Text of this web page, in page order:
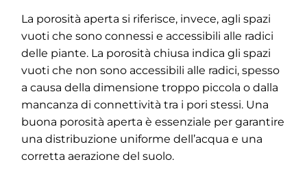
La porosità aperta si riferisce, invece, agli spazi
vuoti che sono connessi e accessibili alle radici
delle piante. La porosità chiusa indica gli spazi
vuoti che non sono accessibili alle radici, spesso
a causa della dimensione troppo piccola o dalla
mancanza di connettività tra i pori stessi. Una
buona porosità aperta è essenziale per garantire
una distribuzione uniforme dell’acqua e una
corretta aerazione del suolo.